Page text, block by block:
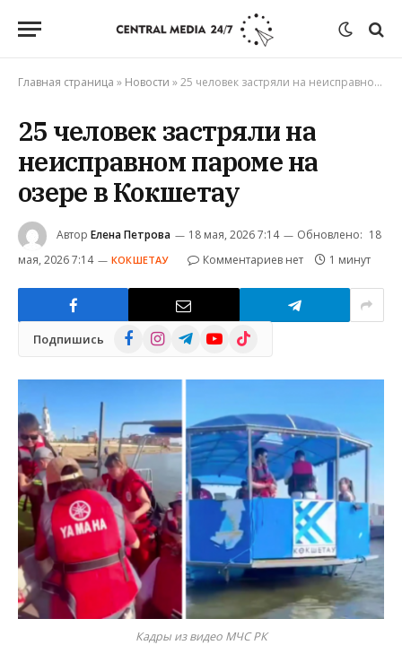
Главная страница » Новости »25 человек застряли на неисправном пароме на озере в Кокшетау
25 человек застряли на
неисправном пароме на
озере в Кокшетау
Автор Елена Петрова 18 мая, 2026 7:14 Обновлено: 18
мая, 2026 7:14
КОКШЕТАУ Комментариев нет 1 минут
Подпишись FacebookInstagramTelegramYouTube
TikTok
Кадры из видео МЧС РК